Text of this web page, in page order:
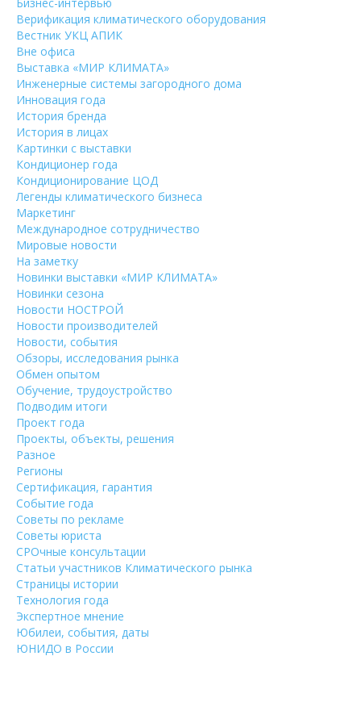
Верификация климатического оборудования
Вестник УКЦ АПИК
Вне офиса
Выставка «МИР КЛИМАТА»
Инженерные системы загородного дома
Инновация года
История бренда
История в лицах
Картинки с выставки
Кондиционер года
Кондиционирование ЦОД
Легенды климатического бизнеса
Маркетинг
Международное сотрудничество
Мировые новости
На заметку
Новинки выставки «МИР КЛИМАТА»
Новинки сезона
Новости НОСТРОЙ
Новости производителей
Новости, события
Обзоры, исследования рынка
Обмен опытом
Обучение, трудоустройство
Подводим итоги
Проект года
Проекты, объекты, решения
Разное
Регионы
Сертификация, гарантия
Событие года
Советы по рекламе
Советы юриста
СРОчные консультации
Статьи участников Климатического рынка
Страницы истории
Технология года
Экспертное мнение
Юбилеи, события, даты
ЮНИДО в России